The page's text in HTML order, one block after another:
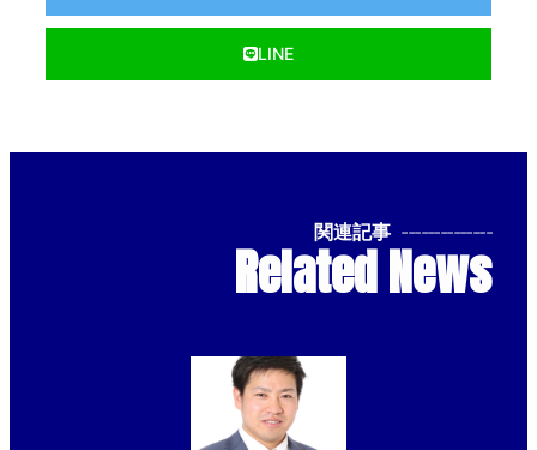
LINE
関連記事 --------------
Related News